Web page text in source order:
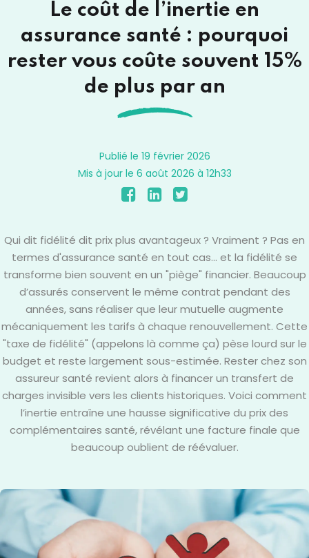
Le coût de l’inertie en
assurance santé : pourquoi
rester vous coûte souvent 15%
de plus par an
Publié le 19 février 2026
Mis à jour le 6 août 2026 à 12h33
Qui dit fidélité dit prix plus avantageux ? Vraiment ? Pas en
termes d'assurance santé en tout cas... et la fidélité se
transforme bien souvent en un "piège" financier. Beaucoup
d’assurés conservent le même contrat pendant des
années, sans réaliser que leur mutuelle augmente
mécaniquement les tarifs à chaque renouvellement. Cette
"taxe de fidélité" (appelons là comme ça) pèse lourd sur le
budget et reste largement sous-estimée. Rester chez son
assureur santé revient alors à financer un transfert de
charges invisible vers les clients historiques. Voici comment
l’inertie entraîne une hausse significative du prix des
complémentaires santé, révélant une facture finale que
beaucoup oublient de réévaluer.